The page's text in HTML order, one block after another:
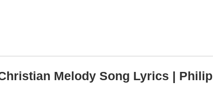
Melody Song Lyrics | Philip